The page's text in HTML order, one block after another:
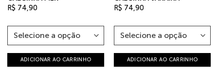
R$ 74,90
ADICIONAR AO CARRINHO
R$ 74,90
ADICIONAR AO CARRINHO